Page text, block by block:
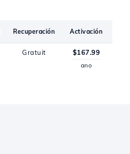
Recuperación Activación
Gratuit $167.99
ano